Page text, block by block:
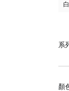
白
系
顏